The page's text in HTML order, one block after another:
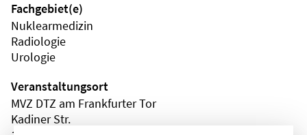
Fachgebiet(e)
Nuklearmedizin
Radiologie
Urologie
Veranstaltungsort
MVZ DTZ am Frankfurter Tor
Kadiner Str.